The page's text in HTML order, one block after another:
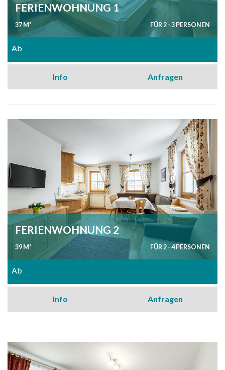
FERIENWOHNUNG 1
37 M² FÜR 2 - 3 PERSONEN
Ab
Info Anfragen
FERIENWOHNUNG 2
39 M² FÜR 2 - 4 PERSONEN
Ab
Info Anfragen